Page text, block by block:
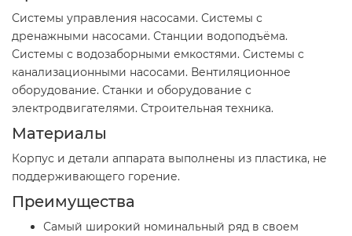
Системы управления насосами. Системы с
дренажными насосами. Станции водоподъёма.
Системы с водозаборными емкостями. Системы с
канализационными насосами. Вентиляционное
оборудование. Станки и оборудование с
электродвигателями. Строительная техника.
Материалы
Корпус и детали аппарата выполнены из пластика, не
поддерживающего горение.
Преимущества
Самый широкий номинальный ряд в своем